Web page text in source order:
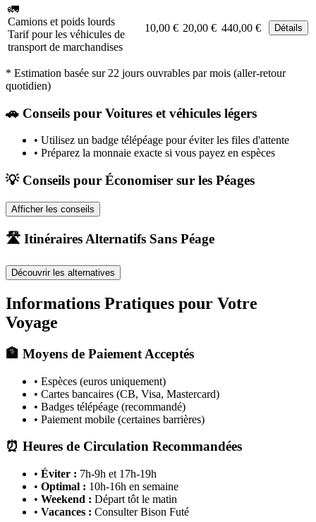
🚛
Camions et poids lourds
Tarif pour les véhicules de
transport de marchandises
10,00 € 20,00 € 440,00 € Détails
* Estimation basée sur 22 jours ouvrables par mois (aller-retour
quotidien)
🚗 Conseils pour Voitures et véhicules légers
• Utilisez un badge télépéage pour éviter les files d'attente
• Préparez la monnaie exacte si vous payez en espèces
💡 Conseils pour Économiser sur les Péages
Afficher les conseils
🛣️ Itinéraires Alternatifs Sans Péage
Découvrir les alternatives
Informations Pratiques pour Votre
Voyage
🏦 Moyens de Paiement Acceptés
• Espèces (euros uniquement)
• Cartes bancaires (CB, Visa, Mastercard)
• Badges télépéage (recommandé)
• Paiement mobile (certaines barrières)
⏰ Heures de Circulation Recommandées
• Éviter : 7h-9h et 17h-19h
• Optimal : 10h-16h en semaine
• Weekend : Départ tôt le matin
• Vacances : Consulter Bison Futé